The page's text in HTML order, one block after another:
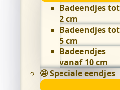
Populaire
submenu
Badeendjes tot
2 cm
Badeendjes tot
5 cm
Badeendjes
vanaf 10 cm
🤩 Speciale eendjes